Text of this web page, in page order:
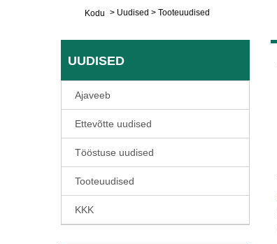
Kodu > Uudised > Tooteuudised
UUDISED
Ajaveeb
Ettevõtte uudised
Tööstuse uudised
Tooteuudised
KKK